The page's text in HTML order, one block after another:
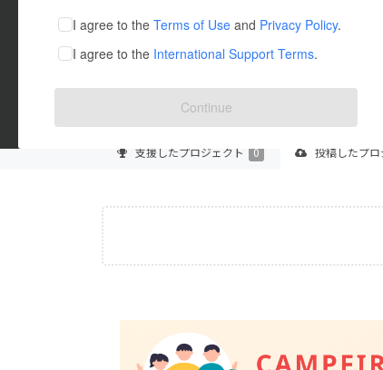
テクノロジー・ガジェット
映像・映画
ビジネス・起業
まちづくり・地域活性化
I agree to the Terms of Use and Privacy Policy.
I agree to the International Support Terms.
Continue
支援したプロジェクト 0 投稿したプロ